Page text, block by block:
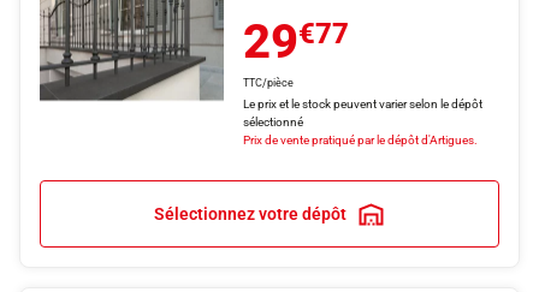
29€77
TTC/pièce
Le prix et le stock peuvent varier selon le dépôt
sélectionné
Prix de vente pratiqué par le dépôt d'Artigues.
Sélectionnez votre dépôt